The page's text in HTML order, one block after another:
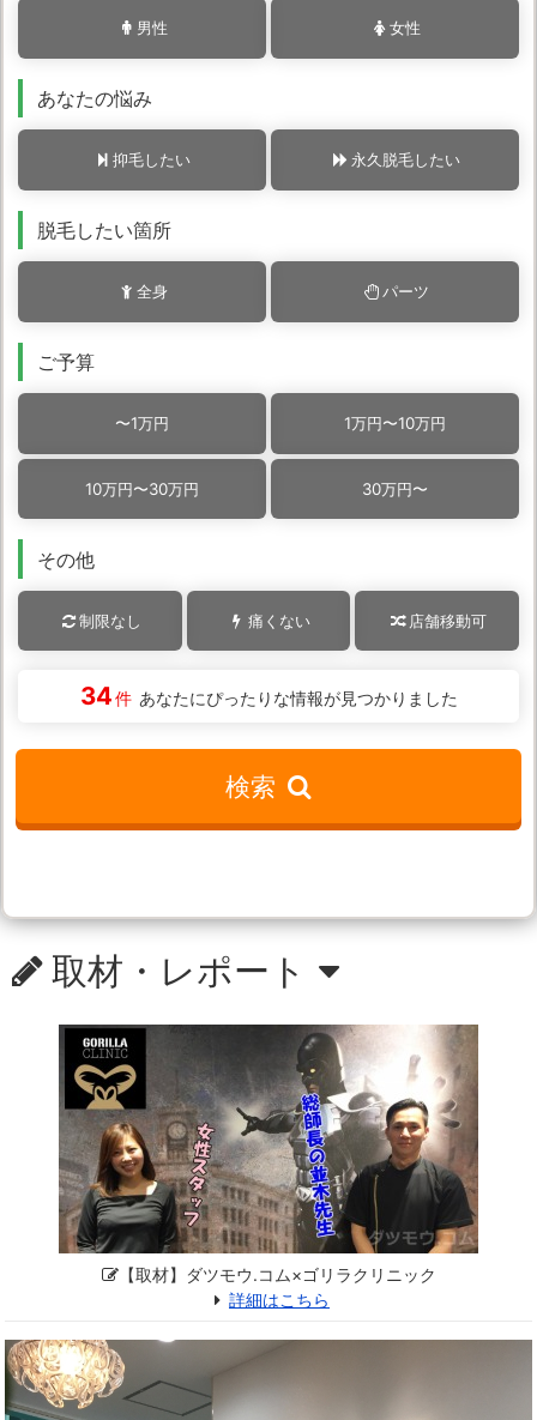
男性 女性
あなたの悩み
抑毛したい 永久脱毛したい
脱毛したい箇所
全身 パーツ
ご予算
〜1万円 1万円〜10万円
10万円〜30万円 30万円〜
その他
制限なし 痛くない 店舗移動可
34件 あなたにぴったりな情報が見つかりました
検索
取材・レポート
【取材】ダツモウ.コム×ゴリラクリニック
詳細はこちら